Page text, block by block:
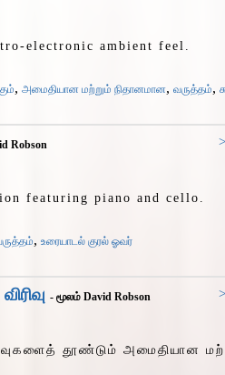
electronic ambient feel.
, அமைதியான மற்றும் நிதானமான, வருத்தம்,
Robson
featuring piano and cello.
, உரையாடல் குரல் ஓவர்
- மூலம் David Robson
தூண்டும் அமைதியான